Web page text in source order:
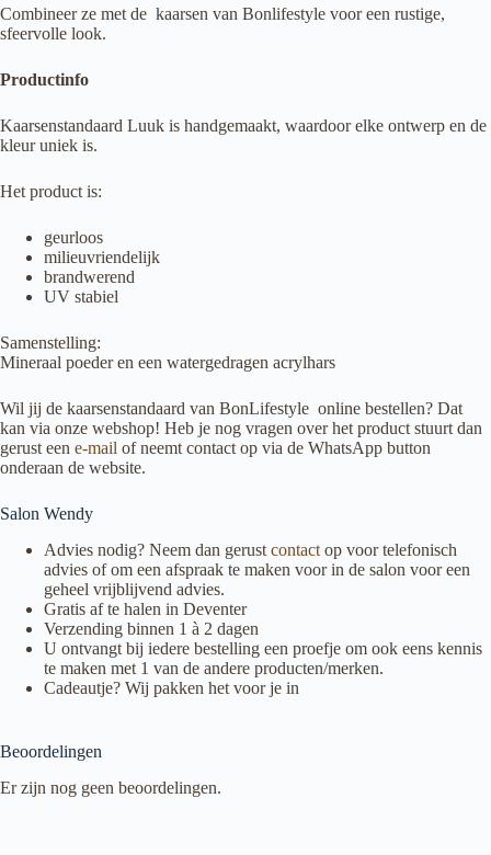
Combineer ze met de kaarsen van Bonlifestyle voor een rustige,
sfeervolle look.
Productinfo
Kaarsenstandaard Luuk is handgemaakt, waardoor elke ontwerp en de
kleur uniek is.
Het product is:
geurloos
milieuvriendelijk
brandwerend
UV stabiel
Samenstelling:
Mineraal poeder en een watergedragen acrylhars
Wil jij de kaarsenstandaard van BonLifestyle online bestellen? Dat
kan via onze webshop! Heb je nog vragen over het product stuurt dan
gerust een e-mail of neemt contact op via de WhatsApp button
onderaan de website.
Salon Wendy
Advies nodig? Neem dan gerust contact op voor telefonisch
advies of om een afspraak te maken voor in de salon voor een
geheel vrijblijvend advies.
Gratis af te halen in Deventer
Verzending binnen 1 à 2 dagen
U ontvangt bij iedere bestelling een proefje om ook eens kennis
te maken met 1 van de andere producten/merken.
Cadeautje? Wij pakken het voor je in
Beoordelingen
Er zijn nog geen beoordelingen.